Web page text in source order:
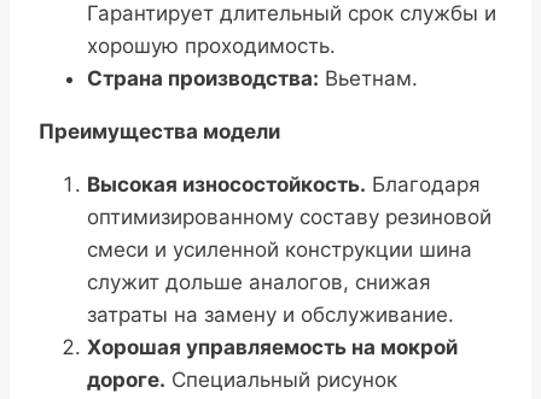
Гарантирует длительный срок службы и
хорошую проходимость.
Страна производства: Вьетнам.
Преимущества модели
Высокая износостойкость. Благодаря
оптимизированному составу резиновой
смеси и усиленной конструкции шина
служит дольше аналогов, снижая
затраты на замену и обслуживание.
Хорошая управляемость на мокрой
дороге. Специальный рисунок